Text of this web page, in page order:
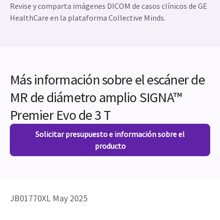
Revise y comparta imágenes DICOM de casos clínicos de GE
HealthCare en la plataforma Collective Minds.
Más información sobre el escáner de
MR de diámetro amplio SIGNA™
Premier Evo de 3 T
Solicitar presupuesto e información sobre el
producto
JB01770XL May 2025